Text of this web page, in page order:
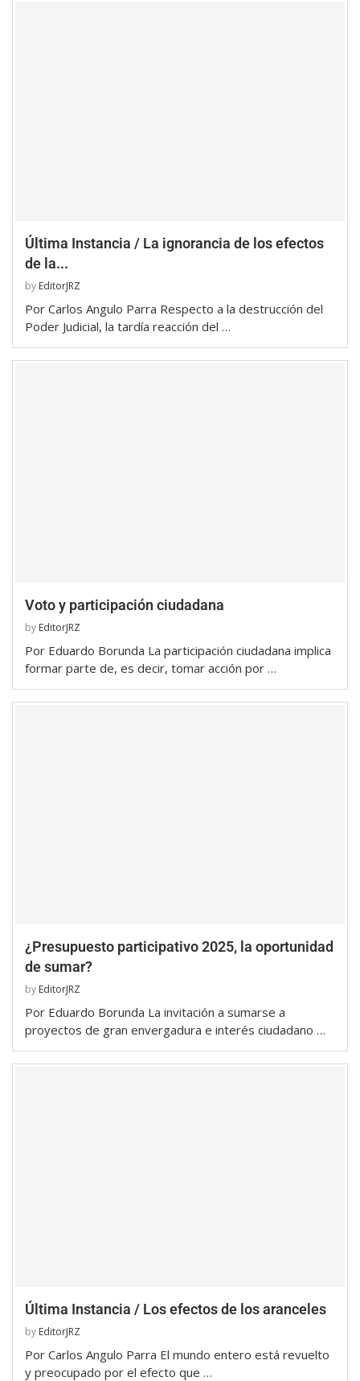
Última Instancia / La ignorancia de los efectos
de la...
by EditorJRZ
Por Carlos Angulo Parra Respecto a la destrucción del
Poder Judicial, la tardía reacción del …
Voto y participación ciudadana
by EditorJRZ
Por Eduardo Borunda La participación ciudadana implica
formar parte de, es decir, tomar acción por …
¿Presupuesto participativo 2025, la oportunidad
de sumar?
by EditorJRZ
Por Eduardo Borunda La invitación a sumarse a
proyectos de gran envergadura e interés ciudadano …
Última Instancia / Los efectos de los aranceles
by EditorJRZ
Por Carlos Angulo Parra El mundo entero está revuelto
y preocupado por el efecto que …